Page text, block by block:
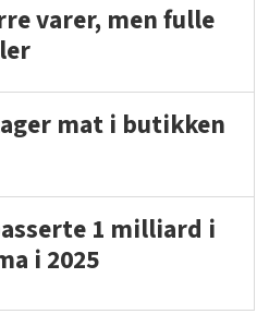
varer, men fulle
mat i butikken
1 milliard i
i 2025